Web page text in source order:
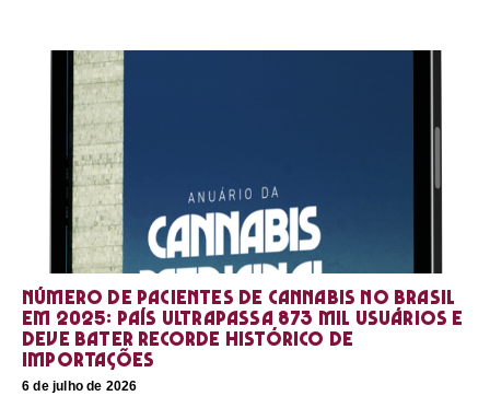
Número de pacientes de cannabis no Brasil
em 2025: país ultrapassa 873 mil usuários e
deve bater recorde histórico de
importações
6 de julho de 2026